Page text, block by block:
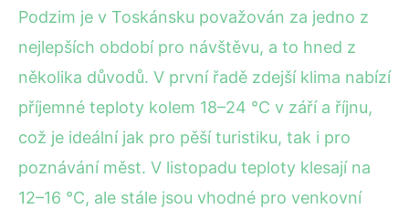
Podzim je v Toskánsku považován za jedno z
nejlepších období pro návštěvu, a to hned z
několika důvodů. V první řadě zdejší klima nabízí
příjemné teploty kolem 18–24 °C v září a říjnu,
což je ideální jak pro pěší turistiku, tak i pro
poznávání měst. V listopadu teploty klesají na
12–16 °C, ale stále jsou vhodné pro venkovní